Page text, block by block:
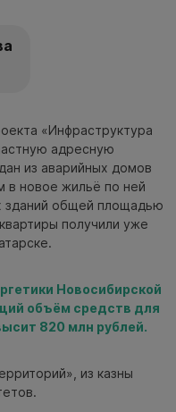
«Инфраструктура
адресную
из аварийных домов
в новое жильё по ней
зданий общей площадью
получили уже
Новосибирской
объём средств для
820 млн рублей.
из казны